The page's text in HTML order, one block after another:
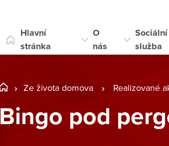
Hlavní
stránka
O
nás
Sociální
služba
Ze života domova Realizované
Bingo pod